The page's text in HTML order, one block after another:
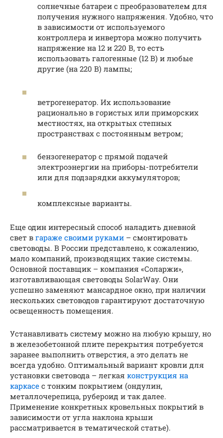
солнечные батареи с преобразователем для
получения нужного напряжения. Удобно, что
в зависимости от используемого
контроллера и инвертора можно получить
напряжение на 12 и 220 В, то есть
использовать галогенные (12 В) и любые
другие (на 220 В) лампы;
ветрогенератор. Их использование
рационально в гористых или приморских
местностях, на открытых степных
пространствах с постоянным ветром;
бензогенератор с прямой подачей
электроэнергии на приборы-потребители
или для подзарядки аккумуляторов;
комплексные варианты.
Еще один интересный способ наладить дневной
свет в гараже своими руками – смонтировать
световоды. В России представлено, к сожалению,
мало компаний, производящих такие системы.
Основной поставщик – компания «Соларжи»,
изготавливающая световоды SolarWay. Они
успешно заменяют мансардное окно, при наличии
нескольких световодов гарантируют достаточную
освещенность помещения.
Устанавливать систему можно на любую крышу, но
в железобетонной плите перекрытия потребуется
заранее выполнить отверстия, а это делать не
всегда удобно. Оптимальный вариант кровли для
установки световода – легкая конструкция на
каркасе с тонким покрытием (ондулин,
металлочерепица, рубероид и так далее.
Применение конкретных кровельных покрытий в
зависимости от угла наклона крыши
рассматривается в тематической статье).